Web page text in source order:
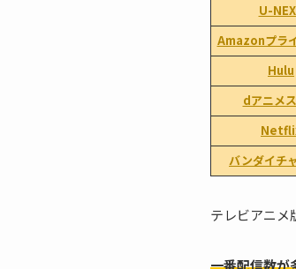
U-
Amazonプラ
Hulu
dアニメ
バンダイチ
テレビアニメ
一番配信数が